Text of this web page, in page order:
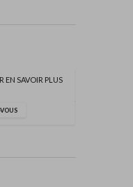
EN SAVOIR PLUS